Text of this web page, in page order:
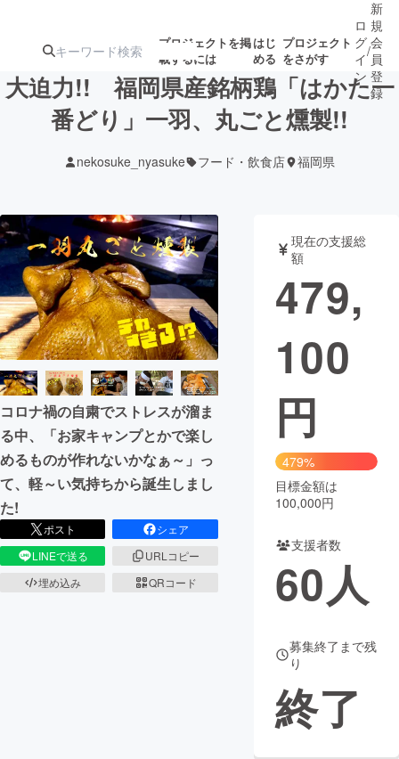
プロジェクトを掲
載するには
はじ
める
プロジェクト
をさがす
ターン
ジェクト
募集終了が近いプ
ロジェクト
されます
アート・写真 音楽
テクノロジー・ガジェット ゲーム・サ
映像・映画
ビジネス・起業
まちづくり・地域活性化
CAMPFIRE for Social Good
CAMPFIRE Creation
コミュニティ
ロ
グ
イ
ン
/
新
規
会
員
登
録
大迫力!! 福岡県産銘柄鶏「はかた一
番どり」一羽、丸ごと燻製!!
nekosuke_nyasuke フード・飲食店 福岡県
コロナ禍の自粛でストレスが溜ま
る中、「お家キャンプとかで楽し
めるものが作れないかなぁ～」っ
て、軽～い気持ちから誕生しまし
た!
ポスト
シェア
LINEで送る
URLコピー
埋め込み
QRコード
現在の支援総
額
479,
100
円
479%
目標金額は
100,000円
支援者数
60人
募集終了まで残
り
終了